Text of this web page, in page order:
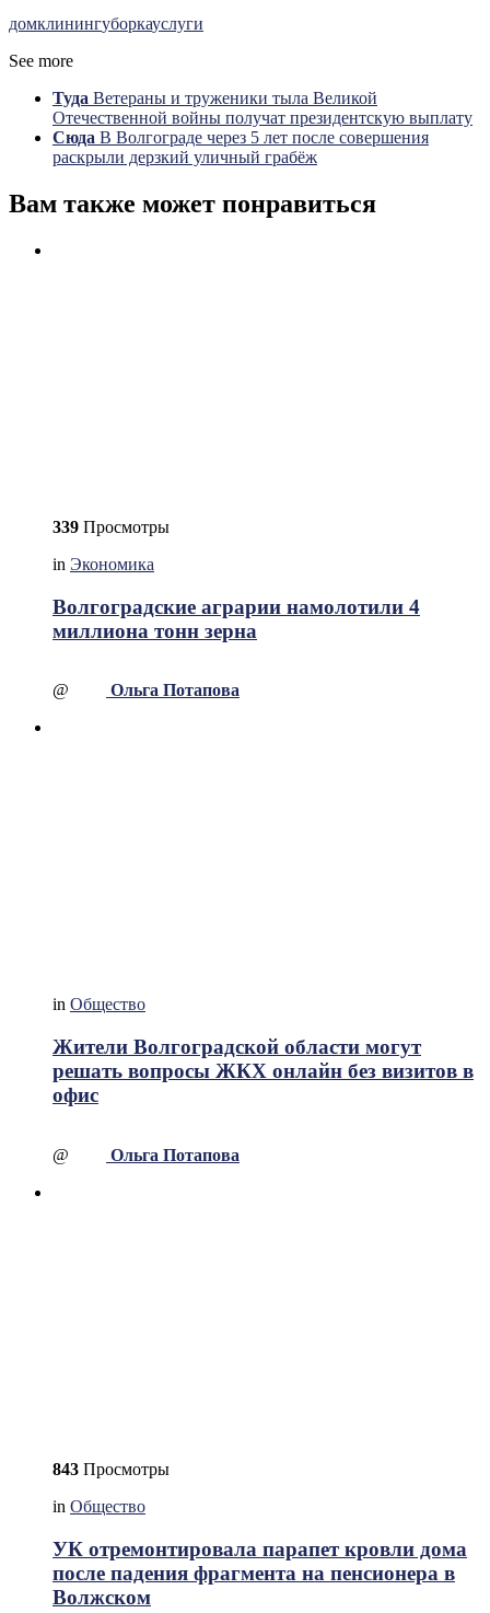
домклинингуборкауслуги
See more
Туда Ветераны и труженики тыла Великой
Отечественной войны получат президентскую выплату
Сюда В Волгограде через 5 лет после совершения
раскрыли дерзкий уличный грабёж
Вам также может понравиться
339 Просмотры
in Экономика
Волгоградские аграрии намолотили 4
миллиона тонн зерна
@ Ольга Потапова
in Общество
Жители Волгоградской области могут
решать вопросы ЖКХ онлайн без визитов в
офис
@ Ольга Потапова
843 Просмотры
in Общество
УК отремонтировала парапет кровли дома
после падения фрагмента на пенсионера в
Волжском